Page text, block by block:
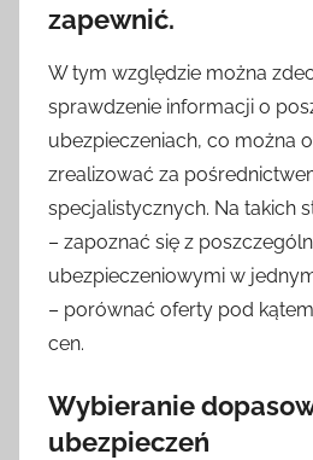
zapewnić.
W tym względzie można
sprawdzenie informacji o
ubezpieczeniach, co można
zrealizować za
specjalistycznych. Na takich
– zapoznać się z
ubezpieczeniowymi w
– porównać oferty pod
cen.
Wybieranie
ubezpieczeń